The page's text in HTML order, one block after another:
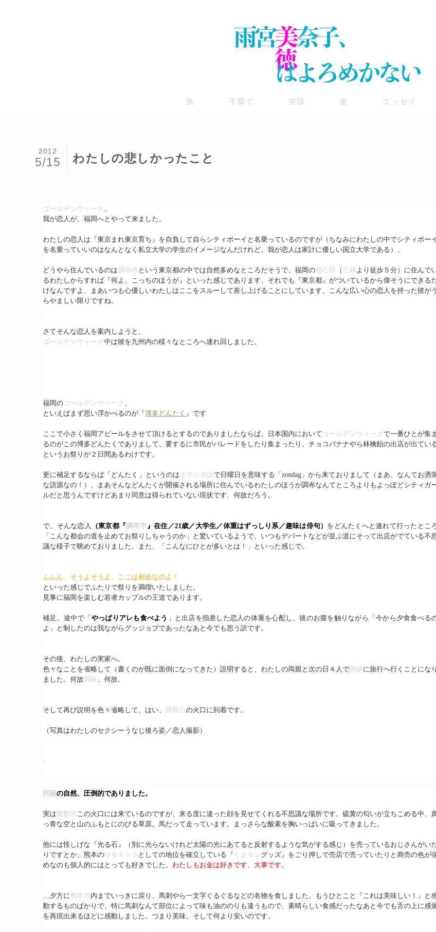
旅 子育て 美容 食 エッセイ
わたしの悲しかったこと
2012
5/15
ゴールデンウィーク 。
我が恋人が、福岡へとやって来ました。
わたしの恋人は『東京まれ東京育ち』を自負して自らシティボーイと名乗っているのですが（ちなみにわたしの中でシティボー
を名乗っていいのはなんとなく私立大学の学生のイメージなんだけれど、我が恋人は家計に優しい国立大学である）、
どうやら住んでいるのは調布市 という東京都の中では自然多めなところだそうで、福岡の都心部 （ 三越より徒歩５分）に住んで
るわたしからすれば『何よ、こっちのほうが』といった感じであります、それでも『東京都』がついているから偉そうにできる
けなんですよ、まあいつも心優しいわたしはここをスルーして差し上げることにしています、こんな広い心の恋人を持った彼が
らやましい限りですね。
さてそんな恋人を案内しようと、
ゴールデンウィーク 中は彼を九州内の様々なところへ連れ回しました。
福岡のゴールデンウィーク 、
といえばまず思い浮かべるのが『博多どんたく 』です
ここで小さく福岡アピールをさせて頂けるとするのでありましたならば、日本国内において ゴールデンウィーク で一番ひとが集
るのがこの博多どんたくでありまして、要するに市民がパレードをしたり集まったり、チョコバナナやら林檎飴の出店が出てい
というお祭りが２日間あるわけです。
更に補足するならば「どんたく」というのはオランダ語で日曜日を意味する「zondag」から来ておりまして（まあ、なんてお洒
な語源なの！）、まあそんなどんたくが開催される場所に住んでいるわたしのほうが調布なんてところよりもよっぽどシティガ
ルだと思うんですけどあまり同意は得られていない現状です、何故だろう。
で、そんな恋人 （東京都『調布市』在住／21歳／大学生／体重はずっしり系／趣味は俳句） をどんたくへと連れて行ったとこ
「こんな都会の道を止めてお祭りしちゃうのか」と驚いているようで、いつもデパートなどが並ぶ道にそって出店がでている不
議な様子で眺めておりました。また、「こんなにひとが多いとは！」といった感じで。
ふふん、そうよそうよ、ここは都会なのよ！
といった感じでふたりで祭りを満喫いたしました。
見事に福岡を楽しむ若者カップルの王道であります。
補足。途中で「 やっぱりアレも食べよう 」と出店を指差した恋人の体重を心配し、彼のお腹を触りながら「今から夕食食べる
よ」と制したのは我ながらグッジョブであったなあと今でも思う訳です。
その後、わたしの実家へ。
色々なことを省略して（書くのが既に面倒になってきた）説明すると、わたしの両親と次の日４人で阿蘇に旅行へ行くことにな
ました。何故 阿蘇、何故。
そして再び説明を色々省略して、はい、 阿蘇山の火口に到着です。
（写真はわたしのセクシーうなじ後ろ姿／恋人撮影）
阿蘇の自然、圧倒的でありました。
実は複数回 この火口には来ているのですが、来る度に違った顔を見せてくれる不思議な場所です。硫黄の匂いが立ちこめる中、
っ青な空と山のふもとにのびる草原。馬だって走っています。まっさらな酸素を胸いっぱいに吸ってきました。
他には怪しげな『光る石』（別に光らないけれど太陽の光にあてると反射するような気がする感じ）を売っているおじさんがい
りですとか、熊本のゆるキャラ としての地位を確立している『 くまモングッズ』をごり押しで売店で売っていたりと商売の色が
めなのも個人的にはとっても好きでした。 わたしもお金は好きです、大事です。
…夕方に 熊本市 内までいっきに戻り、馬刺やら一文字ぐるぐるなどの名物を食しました。もうひとこと『これは美味しい！』と
動するものばかりで、特に馬刺なんて部位によって味も油ののりも違うもので、素晴らしい食感だったなあと今でも舌の上に感
を再現出来るほどに感動しました。つまり美味、そして何より安いのです。